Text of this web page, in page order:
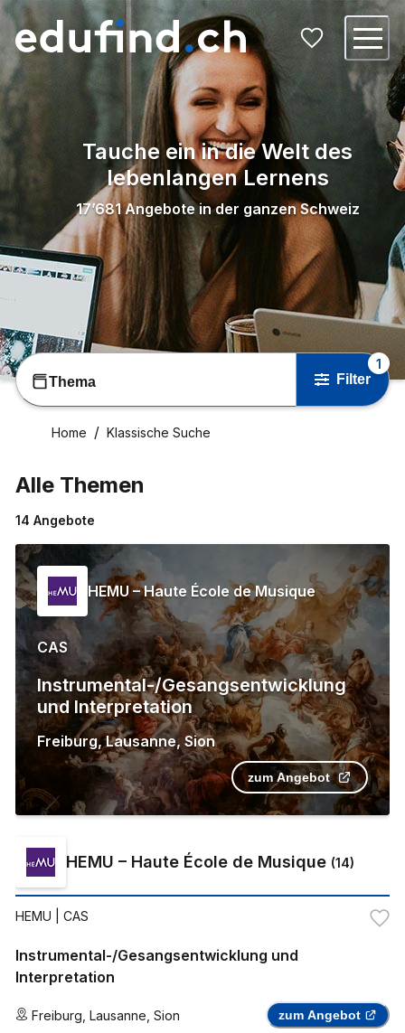
Tauche ein in die Welt des
lebenlangen Lernens
17’681 Angebote in der ganzen Schweiz
Thema Filter
1
Home Klassische Suche
Alle Themen
14 Angebote
HEMU – Haute École de Musique
CAS
Instrumental-/Gesangsentwicklung
und Interpretation
Freiburg,Lausanne, Sion
zum Angebot
HEMU – Haute École de Musique (14)
HEMU | CAS
Instrumental-/Gesangsentwicklung und
Interpretation
Freiburg Lausanne Sion zum Angebot